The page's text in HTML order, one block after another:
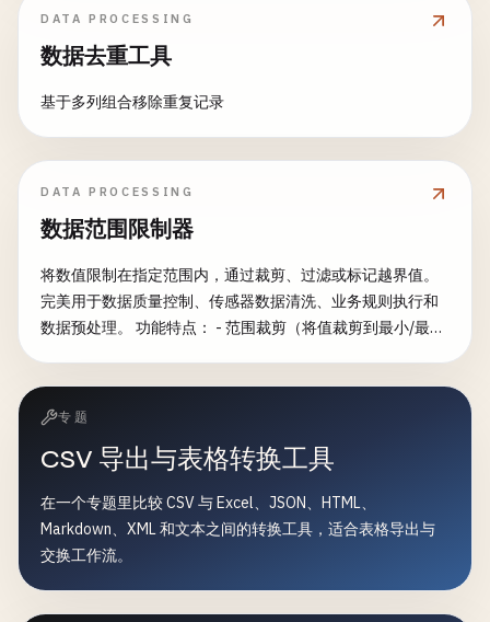
行 - 统计数据预处理 - 机器学习特征工程 - 数据库约束验证
DATA PROCESSING
数据去重工具
基于多列组合移除重复记录
DATA PROCESSING
数据范围限制器
将数值限制在指定范围内，通过裁剪、过滤或标记越界值。
完美用于数据质量控制、传感器数据清洗、业务规则执行和
数据预处理。 功能特点： - 范围裁剪（将值裁剪到最小/最大
修改报告 - 变更统计分析 - 业务规则执行 常见用途： - 传感
器数据验证和清洗 - 机器学习输入准备 - 数据质量控制和验证
- 业务约束执行 - 异常值管理和控制 - 数据预处理管道
专题
CSV 导出与表格转换工具
在一个专题里比较 CSV 与 Excel、JSON、HTML、
Markdown、XML 和文本之间的转换工具，适合表格导出与
交换工作流。